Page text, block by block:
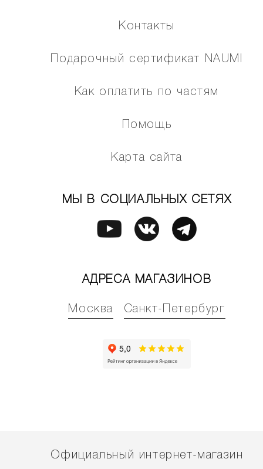
Контакты
Подарочный сертификат NAUMI
Как оплатить по частям
Помощь
Карта сайта
МЫ В СОЦИАЛЬНЫХ СЕТЯХ
АДРЕСА МАГАЗИНОВ
Москва Санкт-Петербург
Официальный интернет-магазин